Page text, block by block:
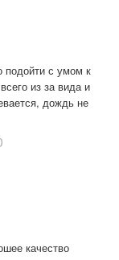
подойти с умом к
из за вида и
дождь не
качество